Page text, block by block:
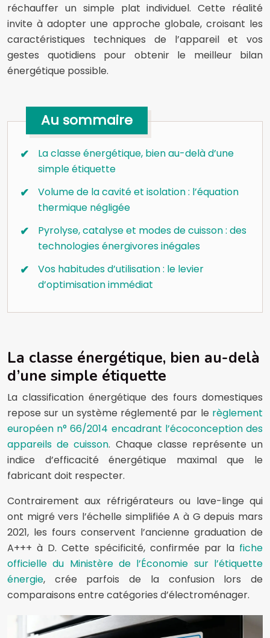
réchauffer un simple plat individuel. Cette réalité
invite à adopter une approche globale, croisant les
caractéristiques techniques de l’appareil et vos
gestes quotidiens pour obtenir le meilleur bilan
énergétique possible.
Au sommaire
La classe énergétique, bien au-delà d’une
simple étiquette
Volume de la cavité et isolation : l’équation
thermique négligée
Pyrolyse, catalyse et modes de cuisson : des
technologies énergivores inégales
Vos habitudes d’utilisation : le levier
d’optimisation immédiat
La classe énergétique, bien au-delà
d’une simple étiquette
La classification énergétique des fours domestiques
repose sur un système réglementé par le règlement
européen n° 66/2014 encadrant l’écoconception des
appareils de cuisson. Chaque classe représente un
indice d’efficacité énergétique maximal que le
fabricant doit respecter.
Contrairement aux réfrigérateurs ou lave-linge qui
ont migré vers l’échelle simplifiée A à G depuis mars
2021, les fours conservent l’ancienne graduation de
A+++ à D. Cette spécificité, confirmée par la fiche
officielle du Ministère de l’Économie sur l’étiquette
énergie, crée parfois de la confusion lors de
comparaisons entre catégories d’électroménager.